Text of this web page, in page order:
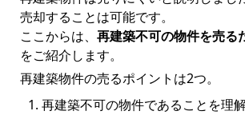
売却することは可能です。
ここからは、 再建築不可の物件を売る
をご紹介します。
再建築物件の売るポイントは2つ。
再建築不可の物件であることを理